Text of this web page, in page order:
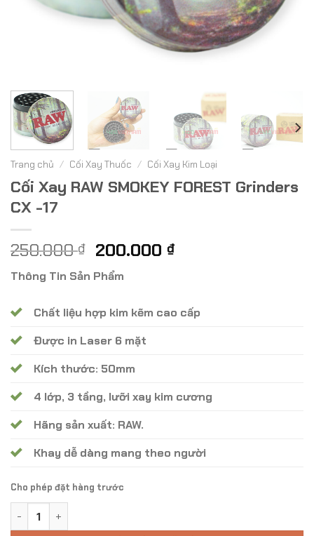
Trang chủ / Cối Xay Thuốc / Cối Xay Kim Loại
Cối Xay RAW SMOKEY FOREST Grinders
CX -17
250.000₫ Giá
gốc
là:
200.000 ₫Giá
200.000 ₫.
Thông Tin Sản Phẩm
Chất liệu hợp kim kẽm cao cấp
Được in Laser 6 mặt
Kích thước: 50mm
4 lớp, 3 tầng, lưỡi xay kim cương
Hãng sản xuất: RAW.
Khay dễ dàng mang theo người
Cho phép đặt hàng trước